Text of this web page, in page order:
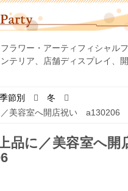
ラワー・アーティフィシャル
テリア、店舗ディスプレイ、
季節別
冬
／美容室へ開店祝い a130206
品に／美容室へ